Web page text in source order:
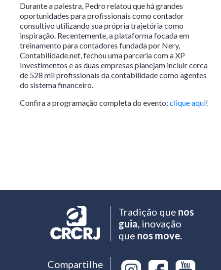
Durante a palestra, Pedro relatou que há grandes
oportunidades para profissionais como contador
consultivo utilizando sua própria trajetória como
inspiração. Recentemente, a plataforma focada em
treinamento para contadores fundada por Nery,
Contabilidade.net, fechou uma parceria com a XP
Investimentos e as duas empresas planejam incluir cerca
de 528 mil profissionais da contabilidade como agentes
do sistema financeiro.
Confira a programação completa do evento: clique aqui!
Tradição que nos
guia,inovação
que nos move.
Compartilhe